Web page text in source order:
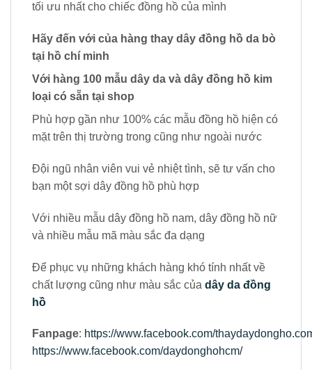
tối ưu nhất cho chiếc đồng hồ của mình
Hãy đến với của hàng thay dây đồng hồ da bò
tại hồ chí minh
Với hàng 100 mẫu dây da và dây đồng hồ kim
loại có sẵn tại shop
Phù hợp gần như 100% các mẫu đồng hồ hiện có
mặt trên thị trường trong cũng như ngoài nước
Đội ngũ nhân viên vui vẻ nhiệt tình, sẽ tư vấn cho
bạn một sợi dây đồng hồ phù hợp
Với nhiều mẫu dây đồng hồ nam, dây đồng hồ nữ
và nhiều mẫu mã màu sắc đa dạng
Để phục vụ những khách hàng khó tính nhất về
chất lượng cũng như màu sắc của dây da đồng
hồ
Fanpage: https://www.facebook.com/
https://www.facebook.com/daydonghohcm/